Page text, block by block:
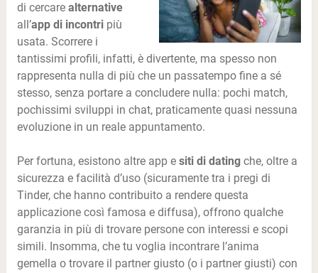
di cercare alternative
all’app di incontripiù
usata. Scorrere i
tantissimi profili, infatti, è divertente, ma spesso non
rappresenta nulla di più che un passatempo fine a sé
stesso, senza portare a concludere nulla: pochi match,
pochissimi sviluppi in chat, praticamente quasi nessuna
evoluzione in un reale appuntamento.
Per fortuna, esistono altre app e siti di datingche, oltre a
sicurezza e facilità d’uso (sicuramente tra i pregi di
Tinder, che hanno contribuito a rendere questa
applicazione così famosa e diffusa), offrono qualche
garanzia in più di trovare persone con interessi e scopi
simili. Insomma, che tu voglia incontrare l’anima
gemella o trovare il partner giusto (o i partner giusti) con